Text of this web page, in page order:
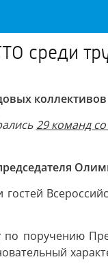
среди
29 команд
поручению